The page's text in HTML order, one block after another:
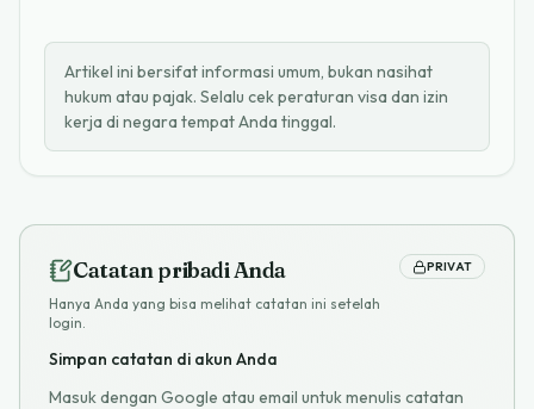
Artikel ini bersifat informasi umum, bukan nasihat
hukum atau pajak. Selalu cek peraturan visa dan izin
kerja di negara tempat Anda tinggal.
Catatan pribadi Anda
Hanya Anda yang bisa melihat catatan ini setelah
login.
PRIVAT
Simpan catatan di akun Anda
Masuk dengan Google atau email untuk menulis catatan